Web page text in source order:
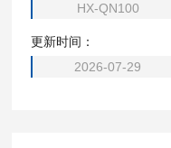
HX-QN100
更新时间：
2026-07-29